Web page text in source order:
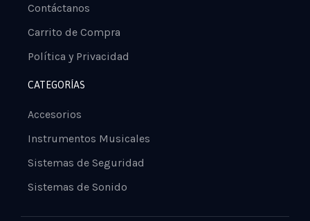
Contáctanos
Carrito de Compra
Política y Privacidad
CATEGORÍAS
Accesorios
Instrumentos Musicales
Sistemas de Seguridad
Sistemas de Sonido